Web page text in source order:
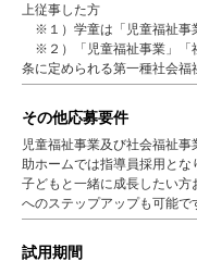
上従事した方
※１）学童は「児童福祉事
※２）「児童福祉事業」「
条に定められる第一種社会福
その他応募要件
児童福祉事業及び社会福祉
助ホームでは指導員採用とな
子どもと一緒に成長したい
へのステップアップも可能で
試用期間